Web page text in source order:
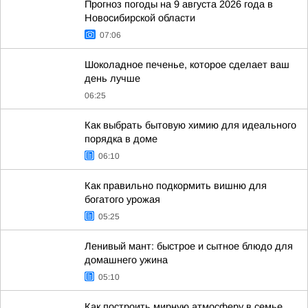
Прогноз погоды на 9 августа 2026 года в
Новосибирской области
07:06
Шоколадное печенье, которое сделает ваш
день лучше
06:25
Как выбрать бытовую химию для идеального
порядка в доме
06:10
Как правильно подкормить вишню для
богатого урожая
05:25
Ленивый мант: быстрое и сытное блюдо для
домашнего ужина
05:10